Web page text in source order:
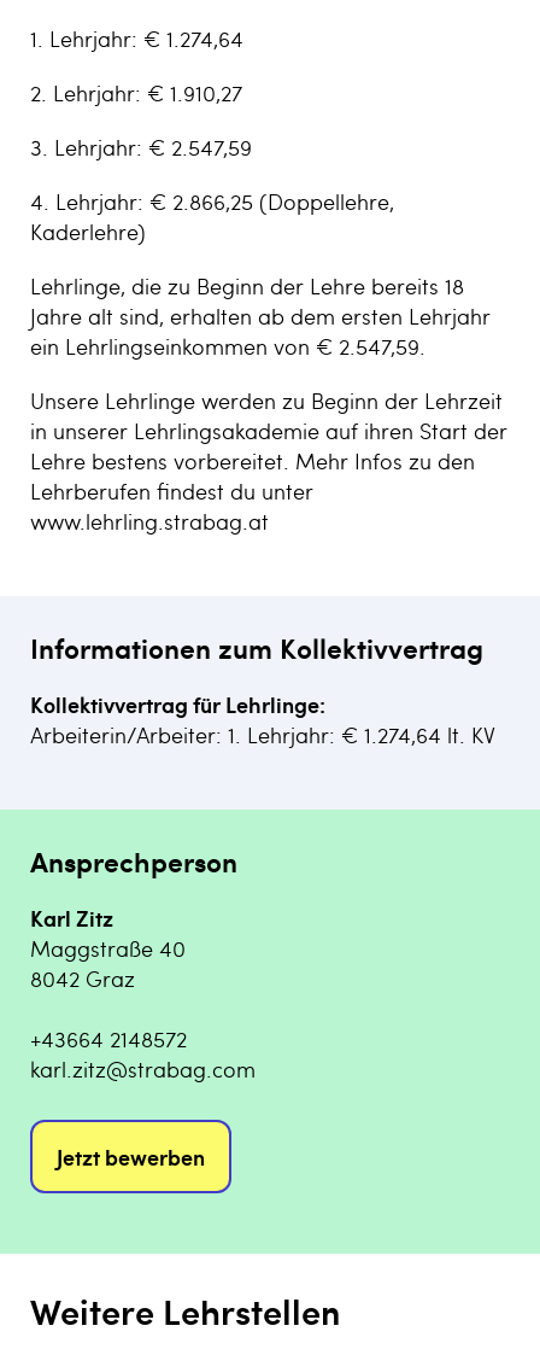
1. Lehrjahr: € 1.274,64
2. Lehrjahr: € 1.910,27
3. Lehrjahr: € 2.547,59
4. Lehrjahr: € 2.866,25 (Doppellehre,
Kaderlehre)
Lehrlinge, die zu Beginn der Lehre bereits 18
Jahre alt sind, erhalten ab dem ersten Lehrjahr
ein Lehrlingseinkommen von € 2.547,59.
Unsere Lehrlinge werden zu Beginn der Lehrzeit
in unserer Lehrlingsakademie auf ihren Start der
Lehre bestens vorbereitet. Mehr Infos zu den
Lehrberufen findest du unter
www.lehrling.strabag.at
Informationen zum Kollektivvertrag
Kollektivvertrag für Lehrlinge:
Arbeiterin/Arbeiter: 1. Lehrjahr: € 1.274,64 lt. KV
Ansprechperson
Karl Zitz
Maggstraße 40
8042 Graz
+43664 2148572
karl.zitz@strabag.com
Jetzt bewerben
Weitere Lehrstellen